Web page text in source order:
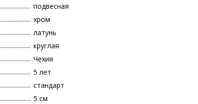
подвесная
хром
латунь
круглая
Чехия
5 лет
стандарт
5 см